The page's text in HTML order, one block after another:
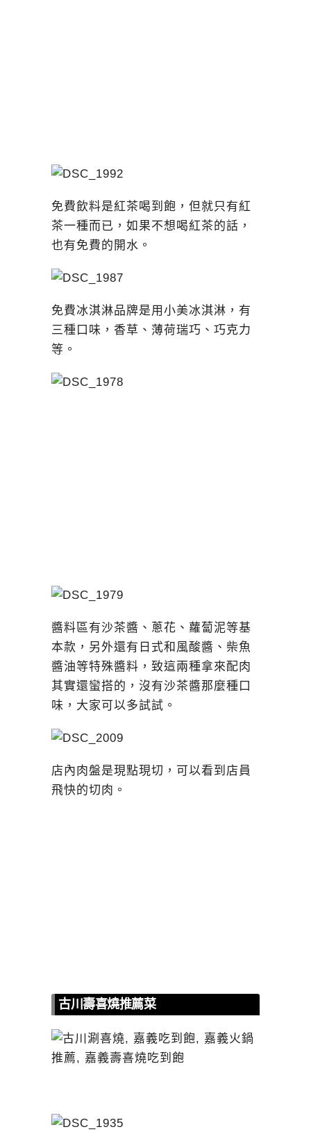
免費飲料是紅茶喝到飽，但就只有紅
茶一種而已，如果不想喝紅茶的話，
也有免費的開水。
免費冰淇淋品牌是用小美冰淇淋，有
三種口味，香草、薄荷瑞巧、巧克力
等。
醬料區有沙茶醬、蔥花、蘿蔔泥等基
本款，另外還有日式和風酸醬、柴魚
醬油等特殊醬料，致這兩種拿來配肉
其實還蠻搭的，沒有沙茶醬那麼種口
味，大家可以多試試。
店內肉盤是現點現切，可以看到店員
飛快的切肉。
古川壽喜燒推薦菜